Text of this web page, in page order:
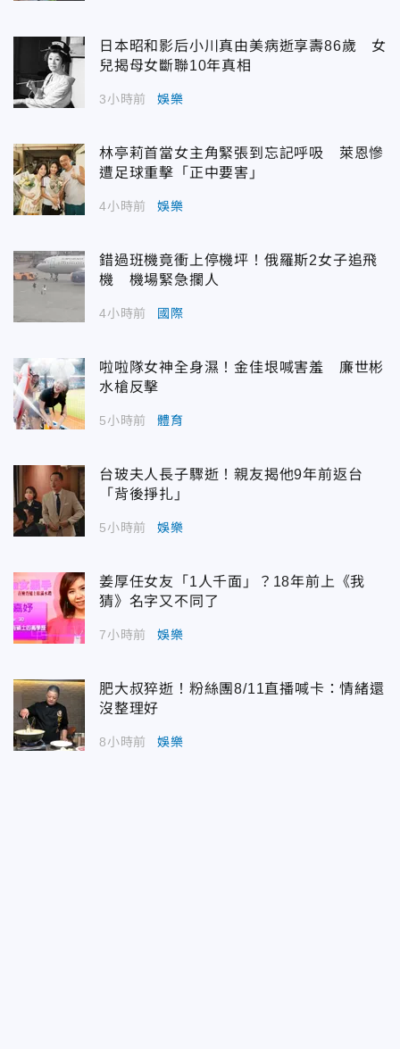
日本昭和影后小川真由美病逝享壽86歲 女
兒揭母女斷聯10年真相
3小時前 娛樂
林亭莉首當女主角緊張到忘記呼吸 萊恩慘
遭足球重擊「正中要害」
4小時前 娛樂
錯過班機竟衝上停機坪！俄羅斯2女子追飛
機 機場緊急攔人
4小時前 國際
啦啦隊女神全身濕！金佳垠喊害羞 廉世彬
水槍反擊
5小時前 體育
台玻夫人長子驟逝！親友揭他9年前返台
「背後掙扎」
5小時前 娛樂
姜厚任女友「1人千面」？18年前上《我
猜》名字又不同了
7小時前 娛樂
肥大叔猝逝！粉絲團8/11直播喊卡：情緒還
沒整理好
8小時前 娛樂